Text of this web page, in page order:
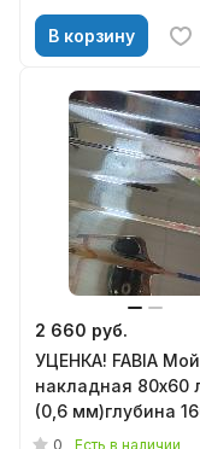
В корзину
2 660 руб.
УЦЕНКА! FABIA
накладная 80х60
(0,6 мм)глубина
большой сифон с
0 Есть в наличии